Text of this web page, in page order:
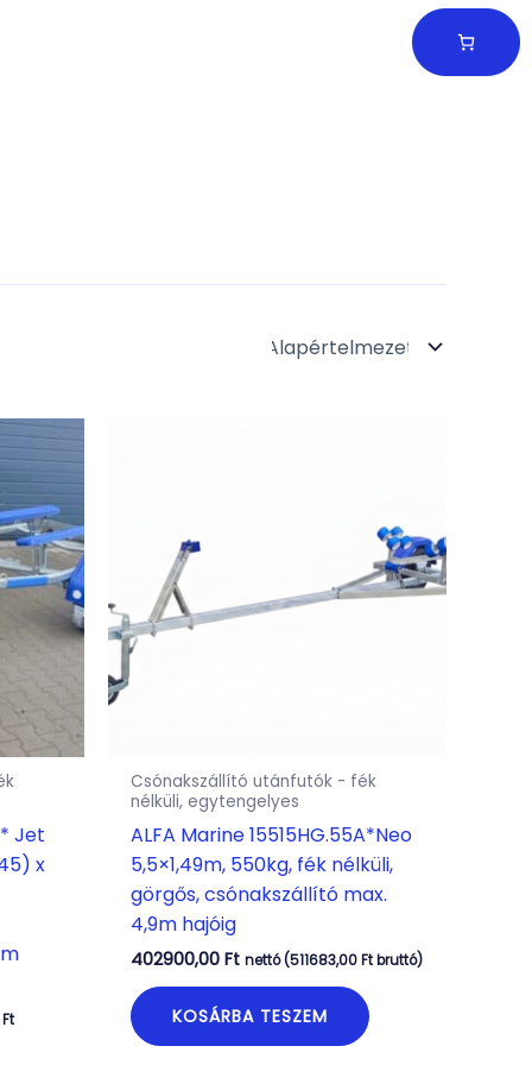
Jet
x
Ft
Csónakszállító utánfutók - fék
nélküli, egytengelyes
ALFA Marine 15515HG.55A*Neo
5,5×1,49m, 550kg, fék nélküli,
görgős, csónakszállító max.
4,9m hajóig
402900,00Ft nettó (511683,00 Ft bruttó)
KOSÁRBA TESZEM